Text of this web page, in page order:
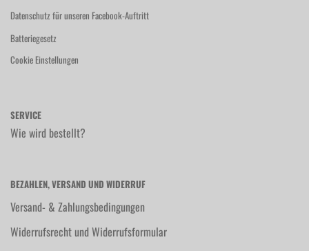
Datenschutz für unseren Facebook-Auftritt
Batteriegesetz
Cookie Einstellungen
SERVICE
Wie wird bestellt?
BEZAHLEN, VERSAND UND WIDERRUF
Versand- & Zahlungsbedingungen
Widerrufsrecht und Widerrufsformular